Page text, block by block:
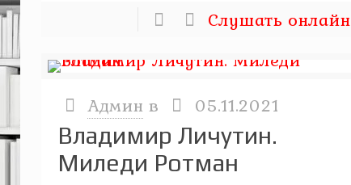
Слушать онлайн
Админ в 05.11.2021
Владимир Личутин.
Миледи Ротман